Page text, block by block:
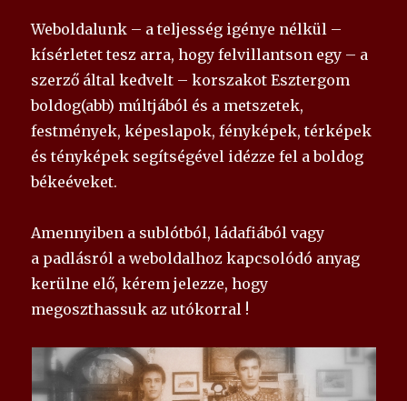
Weboldalunk – a teljesség igénye nélkül –
kísérletet tesz arra, hogy felvillantson egy – a
szerző által kedvelt – korszakot Esztergom
boldog(abb) múltjából és a metszetek,
festmények, képeslapok, fényképek, térképek
és tényképek segítségével idézze fel a boldog
békeéveket.
Amennyiben a sublótból, ládafiából vagy
a padlásról a weboldalhoz kapcsolódó anyag
kerülne elő, kérem jelezze, hogy
megoszthassuk az utókorral !